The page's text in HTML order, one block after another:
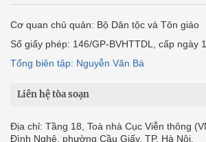
Cơ quan chủ quản: Bộ Dân tộc và Tôn giáo
Số giấy phép: 146/GP-BVHTTDL, cấp ngày
Tổng biên tập: Nguyễn Văn Bá
Liên hệ tòa soạn
Địa chỉ: Tầng 18, Toà nhà Cục Viễn thông
Đình Nghệ, phường Cầu Giấy, TP. Hà Nội.